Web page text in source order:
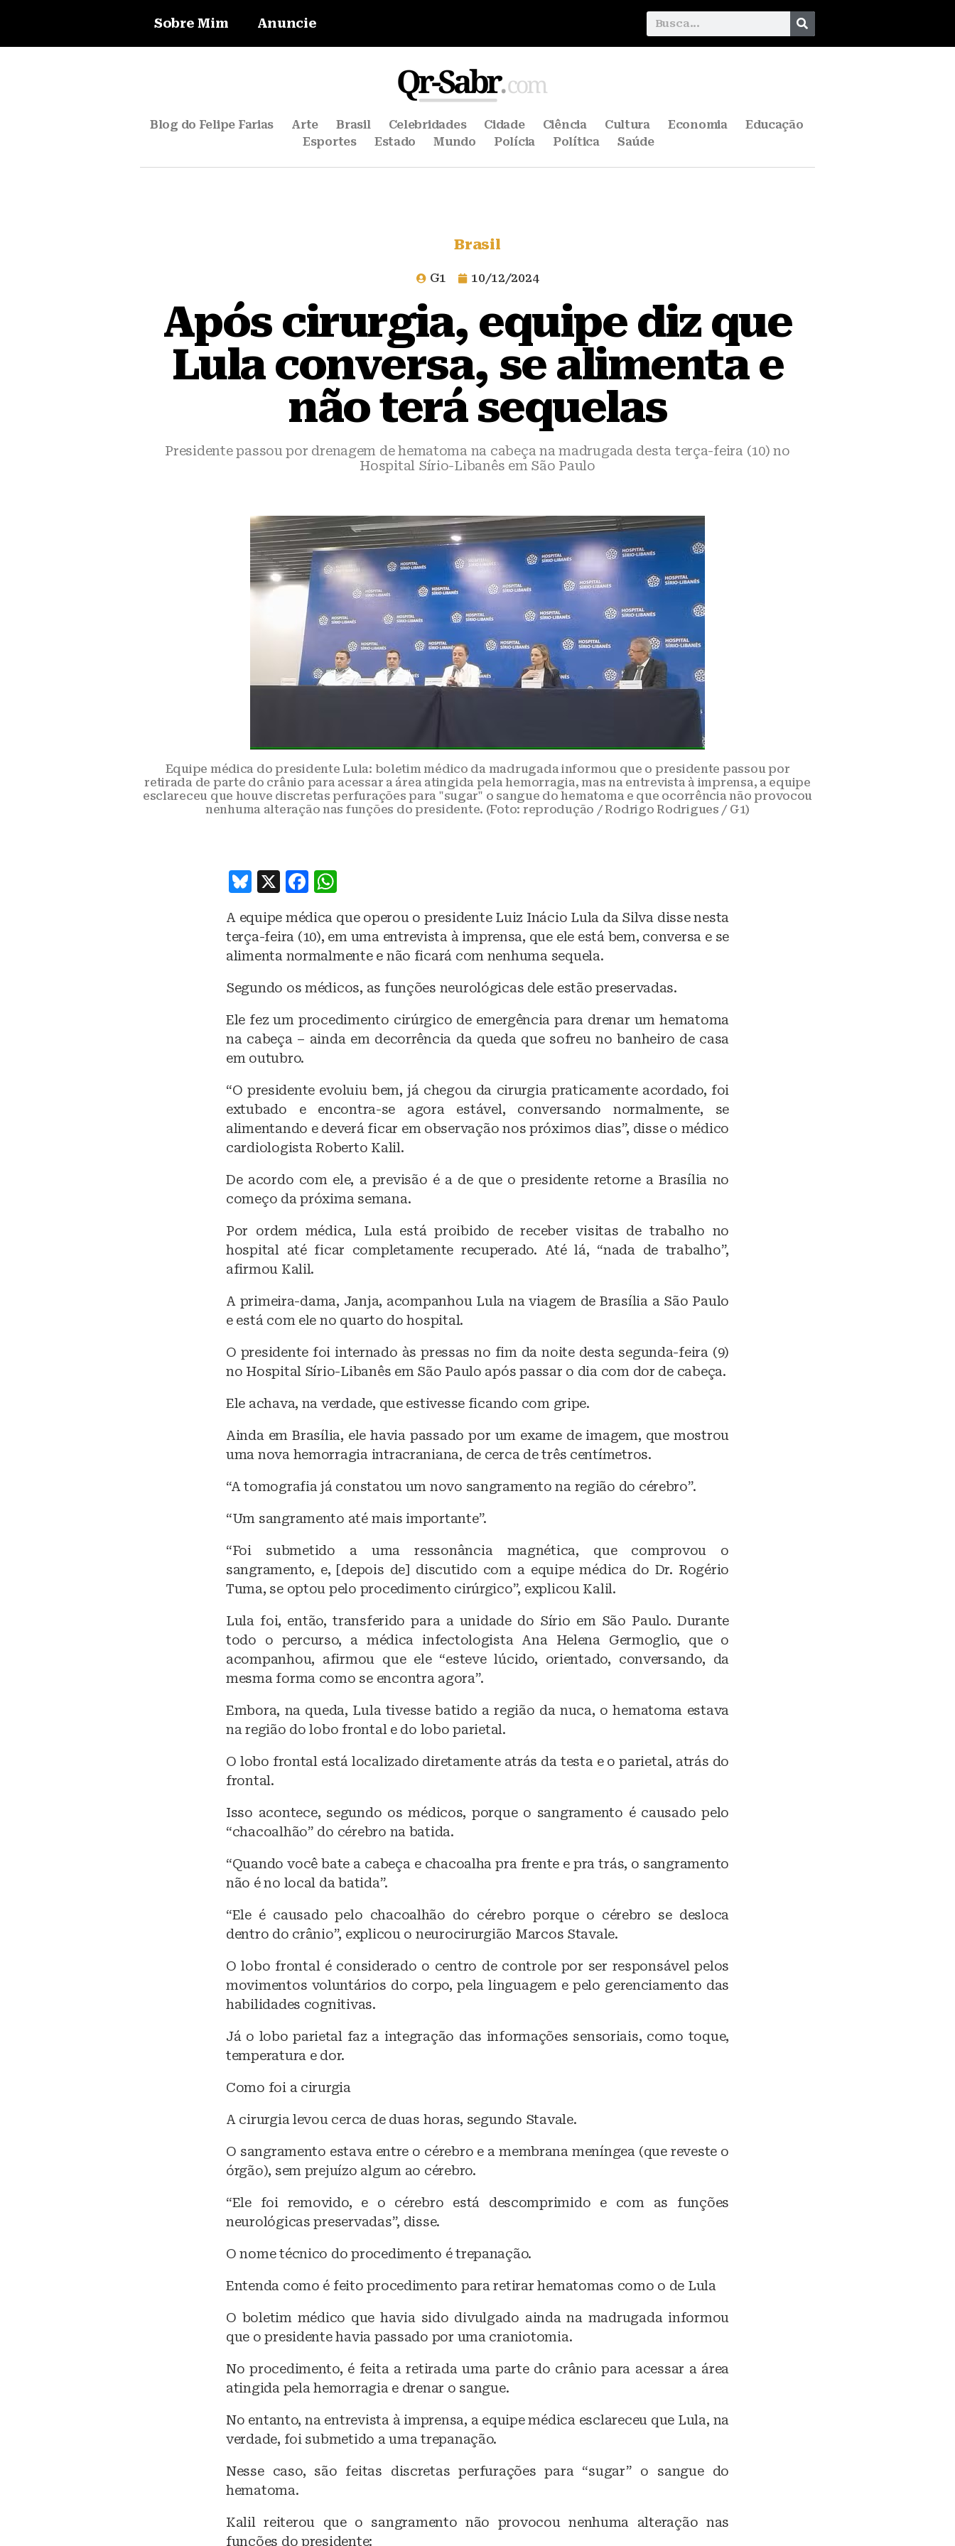
Sobre Mim Anuncie
Blog do Felipe Farias Arte Brasil Celebridades Cidade Ciência Cultura Economia
Educação
Esportes
Estado Mundo Polícia Política Saúde
Brasil
G1 10/12/2024
Após cirurgia, equipe diz que
Lula conversa, se alimenta e
não terá sequelas
Presidente passou por drenagem de hematoma na cabeça na madrugada desta terça-feira (10) no
Hospital Sírio-Libanês em São Paulo
Equipe médica do presidente Lula: boletim médico da madrugada informou que o presidente passou por
retirada de parte do crânio para acessar a área atingida pela hemorragia, mas na entrevista à imprensa, a equipe
esclareceu que houve discretas perfurações para "sugar" o sangue do hematoma e que ocorrência não provocou
nenhuma alteração nas funções do presidente. (Foto: reprodução / Rodrigo Rodrigues / G1)
B
e
s
y
X
F
c
e
o
o
k
at
s
p
p
A equipe médica que operou o presidente Luiz Inácio Lula da Silva disse nesta
terça-feira (10), em uma entrevista à imprensa, que ele está bem, conversa e se
alimenta normalmente e não ficará com nenhuma sequela.
Segundo os médicos, as funções neurológicas dele estão preservadas.
Ele fez um procedimento cirúrgico de emergência para drenar um hematoma
na cabeça – ainda em decorrência da queda que sofreu no banheiro de casa
em outubro.
“O presidente evoluiu bem, já chegou da cirurgia praticamente acordado, foi
extubado e encontra-se agora estável, conversando normalmente, se
alimentando e deverá ficar em observação nos próximos dias”, disse o médico
cardiologista Roberto Kalil.
De acordo com ele, a previsão é a de que o presidente retorne a Brasília no
começo da próxima semana.
Por ordem médica, Lula está proibido de receber visitas de trabalho no
hospital até ficar completamente recuperado. Até lá, “nada de trabalho”,
afirmou Kalil.
A primeira-dama, Janja, acompanhou Lula na viagem de Brasília a São Paulo
e está com ele no quarto do hospital.
O presidente foi internado às pressas no fim da noite desta segunda-feira (9)
no Hospital Sírio-Libanês em São Paulo após passar o dia com dor de cabeça.
Ele achava, na verdade, que estivesse ficando com gripe.
Ainda em Brasília, ele havia passado por um exame de imagem, que mostrou
uma nova hemorragia intracraniana, de cerca de três centímetros.
“A tomografia já constatou um novo sangramento na região do cérebro”.
“Um sangramento até mais importante”.
“Foi submetido a uma ressonância magnética, que comprovou o
sangramento, e, [depois de] discutido com a equipe médica do Dr. Rogério
Tuma, se optou pelo procedimento cirúrgico”, explicou Kalil.
Lula foi, então, transferido para a unidade do Sírio em São Paulo. Durante
todo o percurso, a médica infectologista Ana Helena Germoglio, que o
acompanhou, afirmou que ele “esteve lúcido, orientado, conversando, da
mesma forma como se encontra agora”.
Embora, na queda, Lula tivesse batido a região da nuca, o hematoma estava
na região do lobo frontal e do lobo parietal.
O lobo frontal está localizado diretamente atrás da testa e o parietal, atrás do
frontal.
Isso acontece, segundo os médicos, porque o sangramento é causado pelo
“chacoalhão” do cérebro na batida.
“Quando você bate a cabeça e chacoalha pra frente e pra trás, o sangramento
não é no local da batida”.
“Ele é causado pelo chacoalhão do cérebro porque o cérebro se desloca
dentro do crânio”, explicou o neurocirurgião Marcos Stavale.
O lobo frontal é considerado o centro de controle por ser responsável pelos
movimentos voluntários do corpo, pela linguagem e pelo gerenciamento das
habilidades cognitivas.
Já o lobo parietal faz a integração das informações sensoriais, como toque,
temperatura e dor.
Como foi a cirurgia
A cirurgia levou cerca de duas horas, segundo Stavale.
O sangramento estava entre o cérebro e a membrana meníngea (que reveste o
órgão), sem prejuízo algum ao cérebro.
“Ele foi removido, e o cérebro está descomprimido e com as funções
neurológicas preservadas”, disse.
O nome técnico do procedimento é trepanação.
Entenda como é feito procedimento para retirar hematomas como o de Lula
O boletim médico que havia sido divulgado ainda na madrugada informou
que o presidente havia passado por uma craniotomia.
No procedimento, é feita a retirada uma parte do crânio para acessar a área
atingida pela hemorragia e drenar o sangue.
No entanto, na entrevista à imprensa, a equipe médica esclareceu que Lula, na
verdade, foi submetido a uma trepanação.
Nesse caso, são feitas discretas perfurações para “sugar” o sangue do
hematoma.
Kalil reiterou que o sangramento não provocou nenhuma alteração nas
funções do presidente: